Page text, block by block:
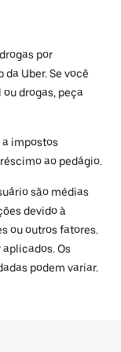
por
Uber. Se você
drogas, peça
impostos
ao pedágio.
são médias
devido à
ou outros fatores.
Os
podem variar.